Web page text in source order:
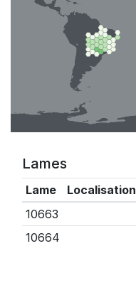
Lames
Lame Localisation
10663
10664